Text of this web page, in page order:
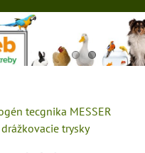
tecgnika MESSER
drážkovacie trysky